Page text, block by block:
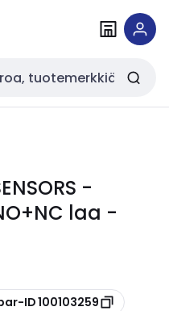
-
laa -
ID 100103259